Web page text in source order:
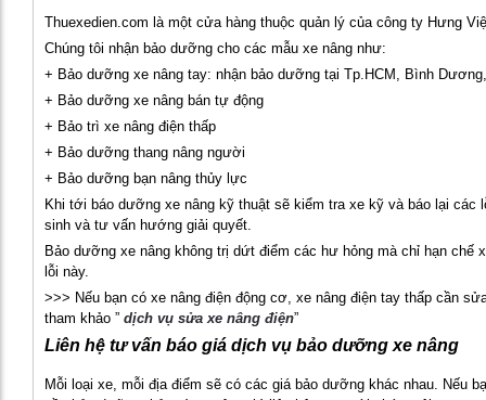
Thuexedien.com là một cửa hàng thuộc quản lý của công ty Hưng
Chúng tôi nhận bảo dưỡng cho các mẫu xe nâng như:
+ Bảo dưỡng xe nâng tay: nhận bảo dưỡng tại Tp.HCM, Bình
+ Bảo dưỡng xe nâng bán tự động
+ Bảo trì xe nâng điện thấp
+ Bảo dưỡng thang nâng người
+ Bảo dưỡng bạn nâng thủy lực
Khi tới báo dưỡng xe nâng kỹ thuật sẽ kiểm tra xe kỹ và báo lại các
sinh và tư vấn hướng giải quyết.
Bảo dưỡng xe nâng không trị dứt điểm các hư hỏng mà chỉ hạn chế
lỗi này.
>>> Nếu bạn có xe nâng điện động cơ, xe nâng điện tay thấp cần
tham khảo ” dịch vụ sửa xe nâng điện”
Liên hệ tư vấn báo giá dịch vụ bảo dưỡng xe nâng
Mỗi loại xe, mỗi địa điểm sẽ có các giá bảo dưỡng khác nhau. Nếu